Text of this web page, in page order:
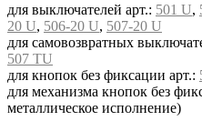
для выключателей арт.: 501 U,
20 U, 506-20 U, 507-20 U
для самовозвратных
507 TU
для кнопок без фиксации арт.:
для механизма кнопок без
металлическое исполнение)